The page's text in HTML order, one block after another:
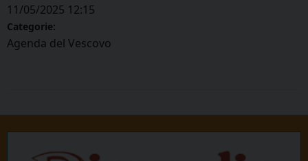
11/05/2025 12:15
Categorie:
Agenda del Vescovo